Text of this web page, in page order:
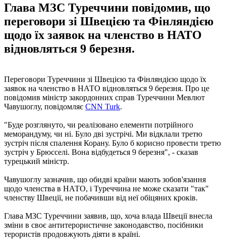
Глава МЗС Туреччини повідомив, що
переговори зі Швецією та Фінляндією
щодо їх заявок на членство в НАТО
відновляться 9 березня.
Переговори Туреччини зі Швецією та Фінляндією щодо їх
заявок на членство в НАТО відновляться 9 березня. Про це
повідомив міністр закордонних справ Туреччини Мевлют
Чавушоглу, повідомляє CNN Turk.
"Буде розглянуто, чи реалізовано елементи потрійного
меморандуму, чи ні. Було дві зустрічі. Ми відклали третю
зустріч після спалення Корану. Було б корисно провести третю
зустріч у Брюсселі. Вона відбудеться 9 березня", - сказав
турецький міністр.
Чавушоглу зазначив, що обидві країни мають зобов'язання
щодо членства в НАТО, і Туреччина не може сказати "так"
членству Швеції, не побачивши від неї обіцяних кроків.
Глава МЗС Туреччини заявив, що, хоча влада Швеції внесла
зміни в своє антитерористичне законодавство, посібники
терористів продовжують діяти в країні.